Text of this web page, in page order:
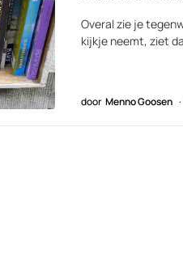
Overal zie je
kijkje neemt, ziet
door Menno Goosen